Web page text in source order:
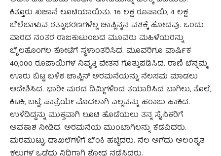
ಕಿತ್ತೂರು ಖಜಾನೆ ಲೂಟಿಯಾಯಿತು. 16 ಲಕ್ಷ ರೂಪಾಯಿ, 4 ಲಕ್ಷ
ಬೆಲೆಬಾಳುವ ರತ್ನಾಭರಣಗಳೆಲ್ಲ ಚಾಪ್ಲಿನ್ನನ ವಶಕ್ಕೆ ಹೋದವು. ಒಂದು
ವಾರದ ನಂತರ ರಾಜಕುಟುಂಬದ ಮೂವರು ಮಹಿಳೆಯರನ್ನು
ಬೈಲಹೊಂಗಲ ಕೋಟೆಗೆ ಸ್ಥಳಾಂತರಿಸಿದ. ಮೂವರಿಗೂ ವಾರ್ಷಿಕ
40,000 ರೂಪಾಯಿಗಳ ನಿವೃತ್ತಿ ವೇತನ ಗೊತ್ತುಪಡಿಸಿದ. ರಾಣಿ ಚೆನ್ನಮ್ಮ
ಊರು ಬಿಟ್ಟ ಬಳಿಕ ಚಾಪ್ಲಿನ್ ಅರಮನೆಯನ್ನು ನೆಲಸಮ ಮಾಡಲು
ಆದೇಶಿಸಿದ. ಭಾರೀ ಮರದ ದಿಮ್ಮಿಗಳಿಂದ ತಯಾರಿಸಿದ ಬಾಗಿಲು, ತೊಲೆ,
ಕಿಟಕಿ, ಬಟ್ಟೆ, ಪಾತ್ರೆಯೇ ಮೊದಲಾಗಿ ಎಲ್ಲವನ್ನು ಹರಾಜು ಹಾಕಿದ.
ಉಳಿದಿದ್ದನ್ನು ಮುಕ್ತವಾಗಿ ಲೂಟಿ ಹೊಡೆಯಲು ತನ್ನ ಸೈನಿಕರಿಗೆ
ಅವಕಾಶ ನೀಡಿದ. ಅರಮನೆಯ ಮುಂಬಾಗಿಲನ್ನು ಕೆಡವಿದರು.
ಮರಮುಟ್ಟು, ದಾಖಲೆಗಳಿಗೆ ಬೆಂಕಿ ಹಚ್ಚಿದರು. ನೆಲ ಅಗೆದು ಅಲಂಕೃತ